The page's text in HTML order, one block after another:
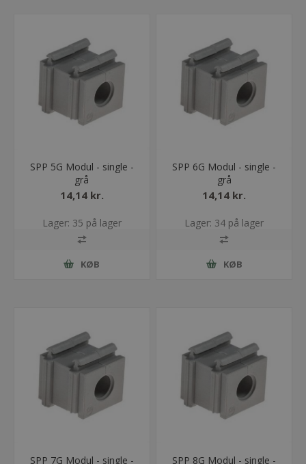
SPP 5G Modul - single -
grå
14,14 kr.
Lager: 35 på lager
KØB
SPP 6G Modul - single -
grå
14,14 kr.
Lager: 34 på lager
KØB
SPP 7G Modul - single - SPP 8G Modul - single -